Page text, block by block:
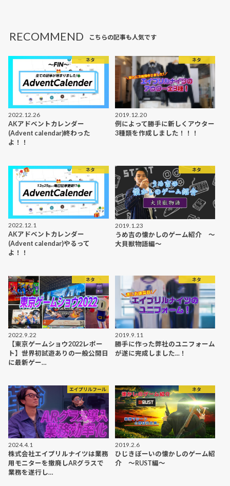
RECOMMEND こちらの記事も人気です
ネタ
2022.12.26
AKアドベントカレンダー
(Advent calendar)終わった
よ！！
ネタ
2019.12.20
例によって勝手に新しくアウター
3種類を作成しました！！！
ネタ
2022.12.1
AKアドベントカレンダー
(Advent calendar)やるって
よ！！
ネタ
2019.1.23
うめ吉の懐かしのゲーム紹介 〜
大貝獣物語編〜
ネタ
2022.9.22
【東京ゲームショウ2022レポー
ト】世界初試遊ありの一般公開日
に最新ゲー…
ネタ
2019.9.11
勝手に作った弊社のユニフォーム
が遂に完成しました...！
エイプリルフール
2024.4.1
株式会社エイプリルナイツは業務
用モニターを撤廃しARグラスで
業務を遂行し…
ネタ
2019.2.6
ひじきぼーいの懐かしのゲーム紹
介 ～RUST編～